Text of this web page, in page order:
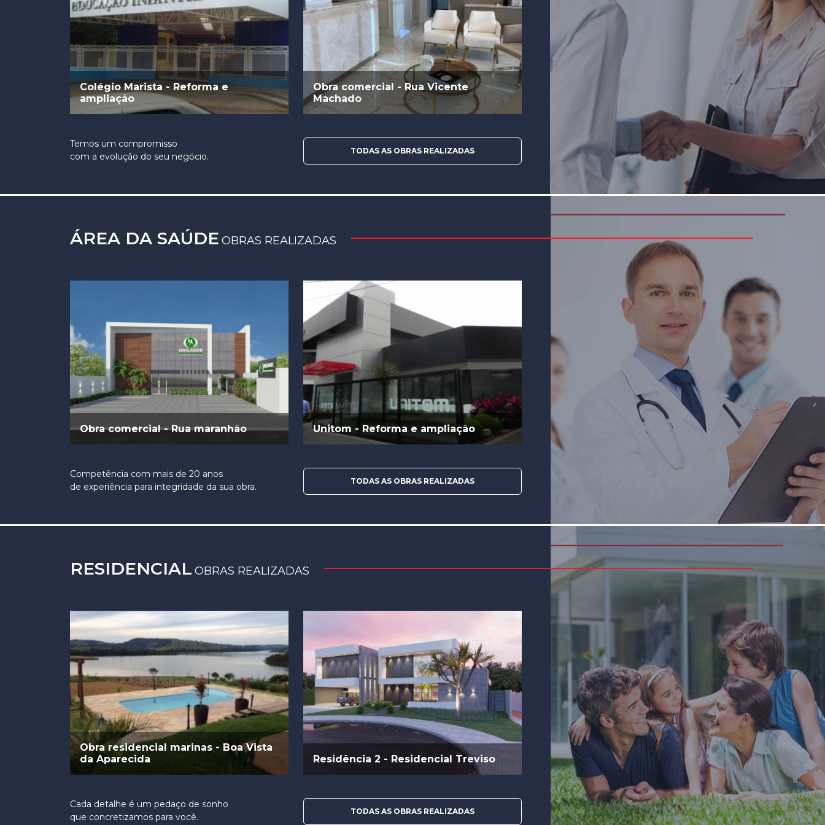
Colégio Marista - Reforma e
ampliação
Obra comercial - Rua Vicente
Machado
Temos um compromisso
com a evolução do seu negócio.
TODAS AS OBRAS REALIZADAS
ÁREA DA SAÚDE OBRAS REALIZADAS
Obra comercial - Rua maranhão Unitom - Reforma e ampliação
Competência com mais de 20 anos
de experiência para integridade da sua obra.
TODAS AS OBRAS REALIZADAS
RESIDENCIAL OBRAS REALIZADAS
Obra residencial marinas - Boa Vista
da Aparecida
Residência 2 - Residencial Treviso
Cada detalhe é um pedaço de sonho
que concretizamos para você.
TODAS AS OBRAS REALIZADAS